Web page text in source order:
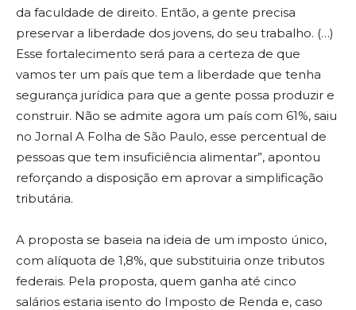
da faculdade de direito. Então, a gente precisa
preservar a liberdade dos jovens, do seu trabalho. (…)
Esse fortalecimento será para a certeza de que
vamos ter um país que tem a liberdade que tenha
segurança jurídica para que a gente possa produzir e
construir. Não se admite agora um país com 61%, saiu
no Jornal A Folha de São Paulo, esse percentual de
pessoas que tem insuficiência alimentar”, apontou
reforçando a disposição em aprovar a simplificação
tributária.
A proposta se baseia na ideia de um imposto único,
com alíquota de 1,8%, que substituiria onze tributos
federais. Pela proposta, quem ganha até cinco
salários estaria isento do Imposto de Renda e, caso